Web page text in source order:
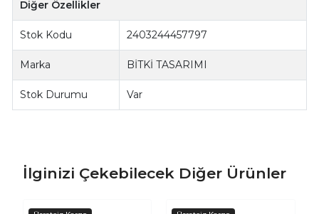
Diğer Özellikler
Stok Kodu 2403244457797
Marka BİTKİ TASARIMI
Stok Durumu Var
İlginizi Çekebilecek Diğer Ürünler